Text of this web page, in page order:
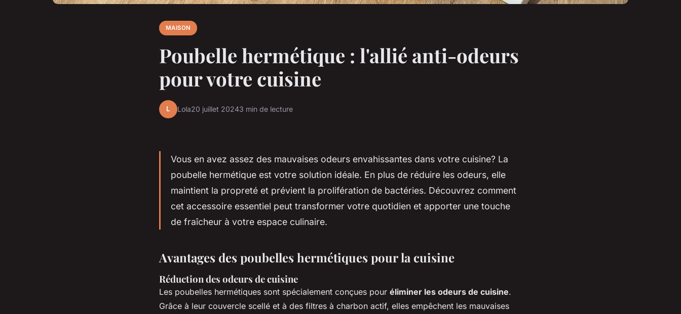
MAISON
Poubelle hermétique : l'allié anti-odeurs
pour votre cuisine
L Lola20 juillet 20243 min de lecture
Vous en avez assez des mauvaises odeurs envahissantes dans votre cuisine? La
poubelle hermétique est votre solution idéale. En plus de réduire les odeurs, elle
maintient la propreté et prévient la prolifération de bactéries. Découvrez comment
cet accessoire essentiel peut transformer votre quotidien et apporter une touche
de fraîcheur à votre espace culinaire.
Avantages des poubelles hermétiques pour la cuisine
Réduction des odeurs de cuisine
Les poubelles hermétiques sont spécialement conçues pour éliminer les odeurs de cuisine.
Grâce à leur couvercle scellé et à des filtres à charbon actif, elles empêchent les mauvaises